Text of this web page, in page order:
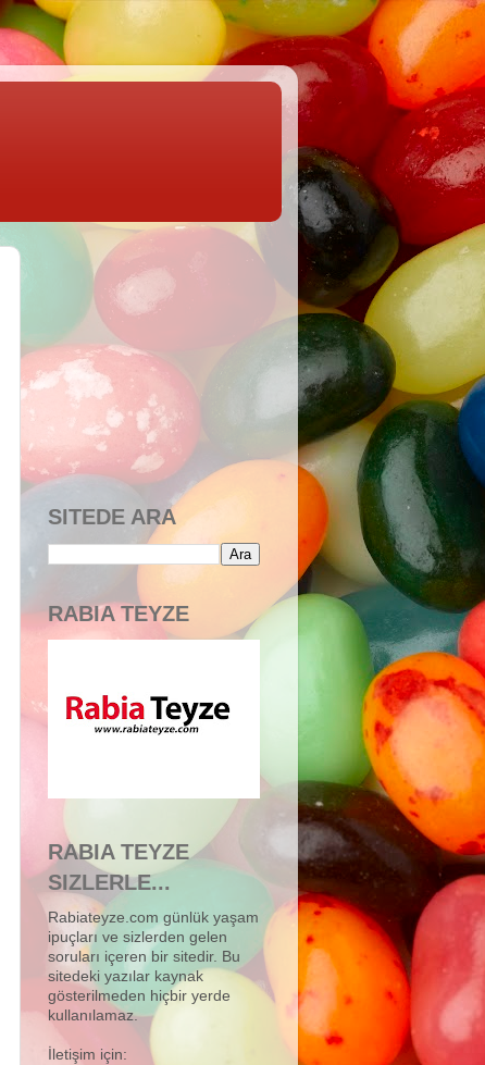
SITEDE ARA
RABIA TEYZE
RABIA TEYZE
SIZLERLE...
Rabiateyze.com günlük yaşam
ipuçları ve sizlerden gelen
soruları içeren bir sitedir. Bu
sitedeki yazılar kaynak
gösterilmeden hiçbir yerde
kullanılamaz.
İletişim için: